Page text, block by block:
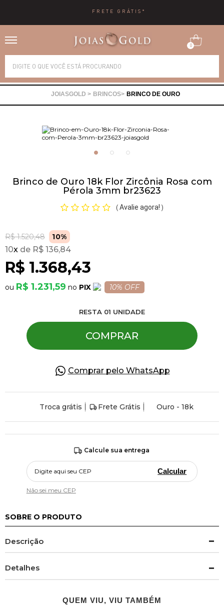
10X SEM JUROS
0
BRINCOS BRINCO DE OURO
Brinco de Ouro 18k Flor Zircônia Rosa com
Pérola 3mm br23623
( Avalie agora! )
R$ 1.520,48 10%
R$ 1.368,43
10x R$ 136,84
R$ 1.231,59 PIX 10% OFF
RESTA 01 UNIDADE
COMPRAR
Comprar pelo WhatsApp
Troca grátis Frete Grátis Ouro - 18k
Calcule sua entrega
Calcular
Não sei meu CEP
SOBRE O PRODUTO
Descrição
Detalhes
QUEM VIU, VIU TAMBÉM
Alianças
Brincos
Gargantilhas
Pulseiras
Piercing
Pedras Preciosas
Presente
OFERTAS